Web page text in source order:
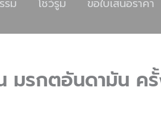
รม โชว์รูม ขอใบเสนอราคา
มรกตอันดามัน ค